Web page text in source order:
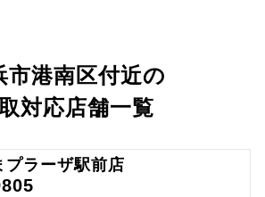
市港南区付近の
対応店舗一覧
プラーザ駅前店